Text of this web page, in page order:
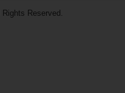
Reserved.